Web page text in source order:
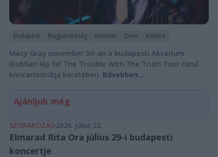
Budapest Magyarország Koncert Zene Kultúra
Macy Gray november 30-án a budapesti Akvárium
Klubban lép fel The Trouble With The Truth Tour című
koncertkörútja keretében. Bővebben...
Ajánljuk még
SZÓRAKOZÁS 2026. július 22.
Elmarad Rita Ora július 29-i budapesti
koncertje